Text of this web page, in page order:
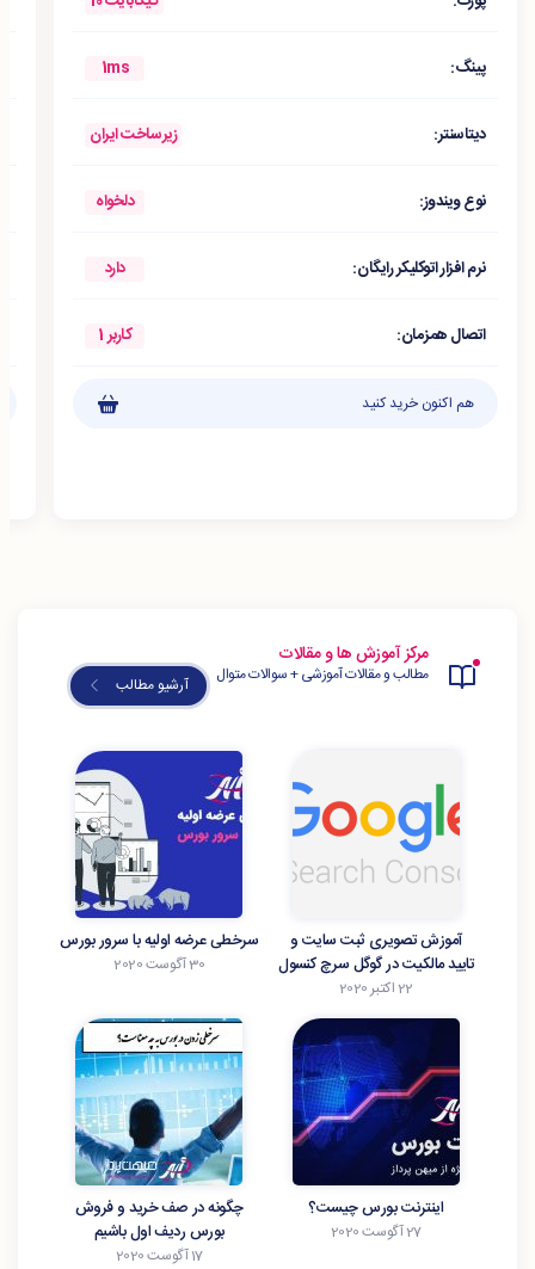
پینگ: 1ms
دیتاسنتر: زیرساخت ایران
نوع ویندوز: دلخواه
نرم افزار اتوکلیکر رایگان: دارد
اتصال همزمان: کاربر 1
هم اکنون خرید کنید
مرکز آموزش ها و مقالات
مطالب و مقالات آموزشی + سوالات متوال آرشیو مطالب
آموزش تصویری ثبت سایت و
تایید مالکیت در گوگل سرچ کنسول
22 اکتبر 2020
سرخطی عرضه اولیه با سرور بورس
30 آگوست 2020
اینترنت بورس چیست؟
27 آگوست 2020
چگونه در صف خرید و فروش
بورس ردیف اول باشیم
17 آگوست 2020